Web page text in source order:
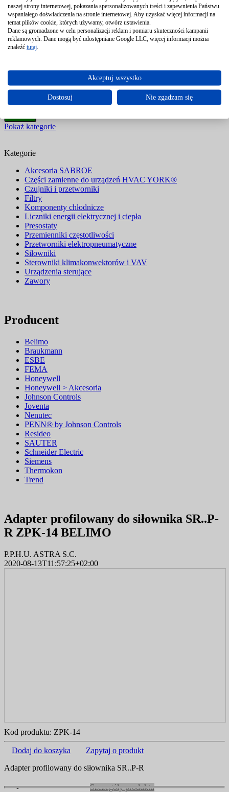
Blog
FAQ – Najczęściej zadawane pytania
Referencje
Kontakt
Astra Automatyka>Produkty>Adapter profilowany do siłownika
SR..P-R ZPK-14 BELIMO
Nazwa lub kod produktu
Pokaż kategorie
Kategorie
Akcesoria SABROE
Części zamienne do urządzeń HVAC YORK®
Czujniki i przetworniki
Filtry
Komponenty chłodnicze
Liczniki energii elektrycznej i ciepła
Presostaty
Przemienniki częstotliwości
Przetworniki elektropneumatyczne
Siłowniki
Sterowniki klimakonwektorów i VAV
Urządzenia sterujące
Zawory
Producent
Belimo
Braukmann
ESBE
FEMA
Honeywell
Honeywell > Akcesoria
Johnson Controls
Joventa
Nenutec
PENN® by Johnson Controls
Resideo
SAUTER
Schneider Electric
Siemens
Thermokon
Trend
Adapter profilowany do siłownika SR..P-
R ZPK-14 BELIMO
P.P.H.U. ASTRA S.C.
2020-08-13T11:57:25+02:00
Kod produktu: ZPK-14
Dodaj do koszyka
Zapytaj o produkt
Adapter profilowany do siłownika SR..P-R
Szczegóły produktu
naszej strony internetowej, pokazania spersonalizowanych treści i zapewnienia Państwu
wspaniałego doświadczenia na stronie internetowej. Aby uzyskać więcej informacji na
temat plików cookie, których używamy, otwórz ustawienia.
Dane są gromadzone w celu personalizacji reklam i pomiaru skuteczności kampanii
reklamowych. Dane mogą być udostępniane Google LLC, więcej informacji można
znaleźć tutaj
Akceptuj wszystko
Dostosuj Nie zgadzam się